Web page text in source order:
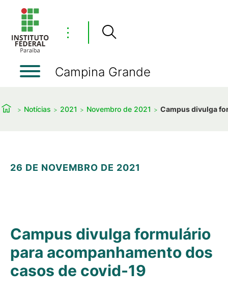
⋮
Campina Grande
Notícias 2021 Novembro de 2021 Campus divulga
26 DE NOVEMBRO DE 2021
Campus divulga formulário
para acompanhamento dos
casos de covid-19